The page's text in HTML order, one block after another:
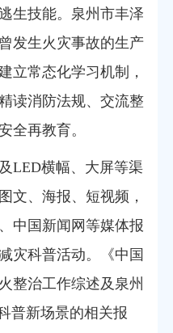
生技能。泉州市丰泽
发生火灾事故的生产
立常态化学习机制，
读消防法规、交流整
全再教育。
LED横幅、大屏等渠
文、海报、短视频，
中国新闻网等媒体报
灾科普活动。《中国
整治工作综述及泉州
普新场景的相关报